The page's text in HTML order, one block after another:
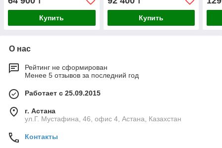
Купить Купить
О нас
Рейтинг не сформирован
Менее 5 отзывов за последний год
Работает с 25.09.2015
г. Астана
ул.Г. Мустафина, 46, офис 4, Астана, Казахстан
Контакты